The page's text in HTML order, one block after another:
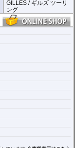
GILLES / ギルズ ツーリ
ング